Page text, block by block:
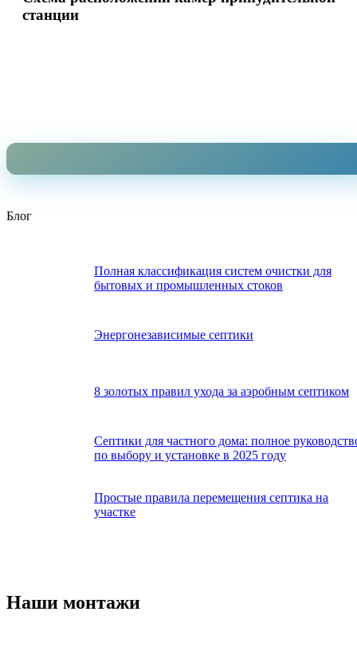
станции
Блог
Полная классификация систем очистки для
бытовых и промышленных стоков
Энергонезависимые септики
8 золотых правил ухода за аэробным септиком
Септики для частного дома: полное
по выбору и установке в 2025 году
Простые правила перемещения септика на
участке
Наши монтажи